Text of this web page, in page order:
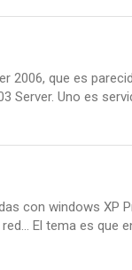
2006, que es
Server. Uno es
con windows XP
El tema es que